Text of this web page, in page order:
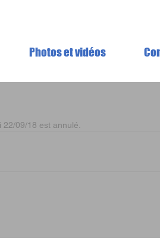
Photos et vidéos
09/18 est annulé.